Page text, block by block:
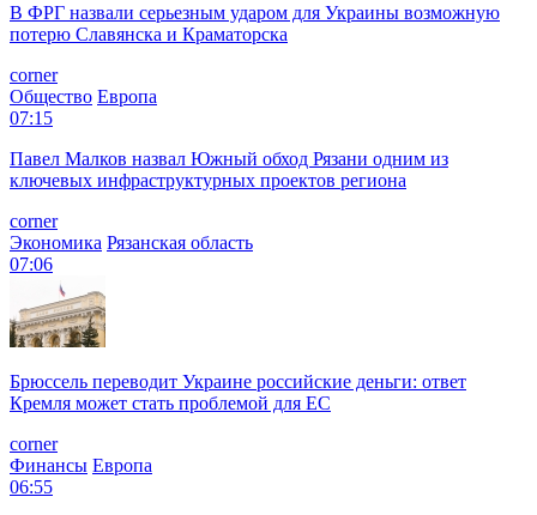
В ФРГ назвали серьезным ударом для Украины возможную
потерю Славянска и Краматорска
corner
Общество Европа
07:15
Павел Малков назвал Южный обход Рязани одним из
ключевых инфраструктурных проектов региона
corner
Экономика Рязанская область
07:06
Брюссель переводит Украине российские деньги: ответ
Кремля может стать проблемой для EC
corner
Финансы Европа
06:55